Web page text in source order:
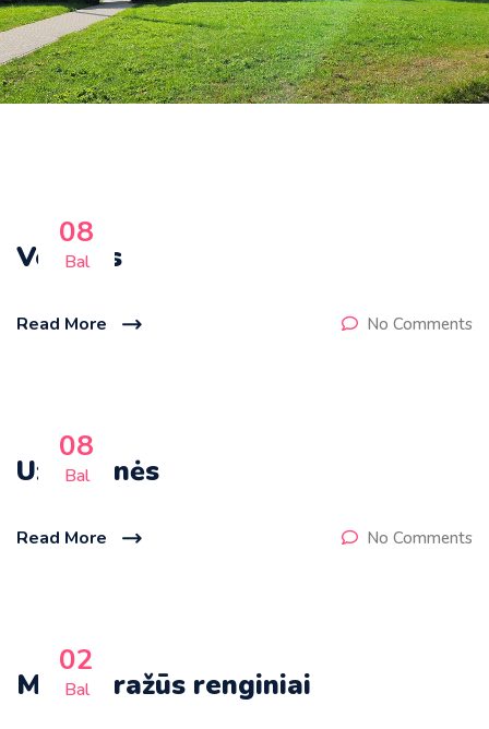
08
Bal
Velykos
Read More No Comments
08
Bal
Užgavėnės
Read More No Comments
02
Bal
Mūsų gražūs renginiai